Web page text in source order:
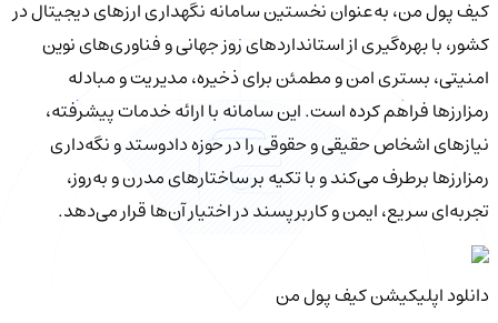
کیف‌ پول من، به‌عنوان نخستین سامانه نگهداری ارزهای دیجیتال در
کشور، با بهره‌گیری از استانداردهای روز جهانی و فناوری‌های نوین
امنیتی، بستری امن و مطمئن برای ذخیره، مدیریت و مبادله
رمزارزها فراهم کرده است. این سامانه با ارائه خدمات پیشرفته،
نیازهای اشخاص حقیقی و حقوقی را در حوزه دادوستد و نگه‌داری
رمزارزها برطرف می‌کند و با تکیه بر ساختارهای مدرن و به‌روز،
تجربه‌ای سریع، ایمن و کاربرپسند در اختیار آن‌ها قرار می‌دهد.
دانلود اپلیکیشن کیف‌ پول من